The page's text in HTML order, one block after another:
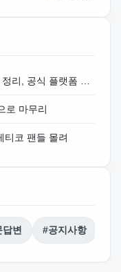
로 마무리
티코 팬들 몰려
답변 #공지사항